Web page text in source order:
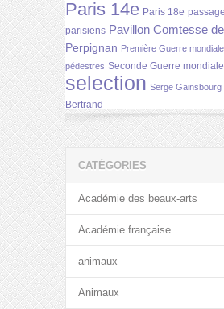
Paris 14e Paris 18e
parisiens Pavillon Comtesse
Perpignan Première Guerre mondiale
pédestres Seconde Guerre mondiale
selection Serge Gainsbourg
Bertrand
CATÉGORIES
Académie des beaux-arts
Académie française
animaux
Animaux